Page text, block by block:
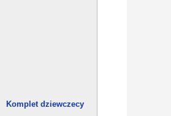
Komplet dziewczecy